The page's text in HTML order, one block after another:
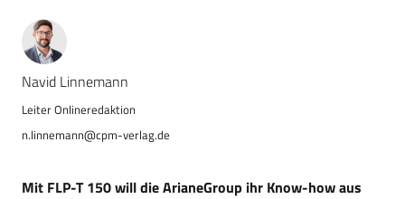
Navid Linnemann
n.linnemann@cpm-verlag.de
Mit FLP-T 150 will die ArianeGroup ihr Know-how aus